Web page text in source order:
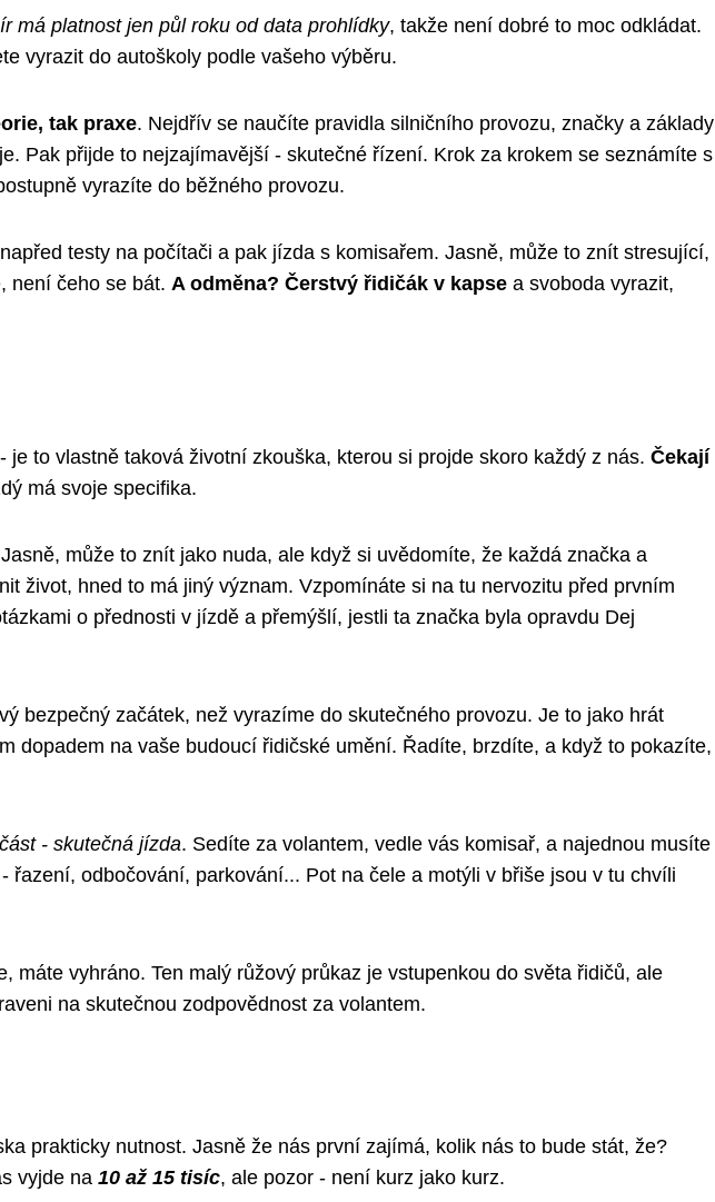
má platnost jen půl roku od data prohlídky, takže není dobré to moc odkládat.
vyrazit do autoškoly podle vašeho výběru.
tak praxe. Nejdřív se naučíte pravidla silničního provozu, značky a základy
Pak přijde to nejzajímavější - skutečné řízení. Krok za krokem se seznámíte s
vyrazíte do běžného provozu.
testy na počítači a pak jízda s komisařem. Jasně, může to znít stresující,
není čeho se bát. A odměna? Čerstvý řidičák v kapse a svoboda vyrazit,
je to vlastně taková životní zkouška, kterou si projde skoro každý z nás. Čekají
má svoje specifika.
může to znít jako nuda, ale když si uvědomíte, že každá značka a
život, hned to má jiný význam. Vzpomínáte si na tu nervozitu před prvním
o přednosti v jízdě a přemýšlí, jestli ta značka byla opravdu Dej
bezpečný začátek, než vyrazíme do skutečného provozu. Je to jako hrát
dopadem na vaše budoucí řidičské umění. Řadíte, brzdíte, a když to pokazíte,
- skutečná jízda. Sedíte za volantem, vedle vás komisař, a najednou musíte
řazení, odbočování, parkování... Pot na čele a motýli v břiše jsou v tu chvíli
máte vyhráno. Ten malý růžový průkaz je vstupenkou do světa řidičů, ale
na skutečnou zodpovědnost za volantem.
prakticky nutnost. Jasně že nás první zajímá, kolik nás to bude stát, že?
vyjde na 10 až 15 tisíc, ale pozor - není kurz jako kurz.